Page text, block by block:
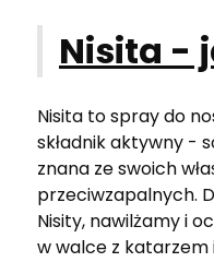
Nisita -
Nisita to spray do
składnik aktywny -
znana ze swoich
przeciwzapalnych.
Nisity, nawilżamy i
w walce z katarzem